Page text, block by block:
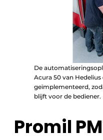
De
Acura 50 van
geïmplementeerd,
blijft voor de bediener.
Promil